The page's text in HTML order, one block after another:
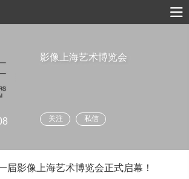
影像上海艺术博览会
关注 私信
届影像上海艺术博览会正式启幕！